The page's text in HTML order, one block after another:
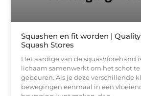
Squashen en fit worden | Quality
Squash Stores
Het aardige van de squashforehand
lichaam samenwerkt om het schot
gebeuren. Als je deze verschillende
bewegingen eenmaal in één